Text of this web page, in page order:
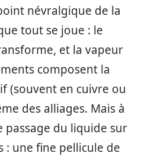
névralgique de la
tout se joue : le
et la vapeur
composent la
(souvent en cuivre ou
des alliages. Mais à
passage du liquide sur
: une fine pellicule de